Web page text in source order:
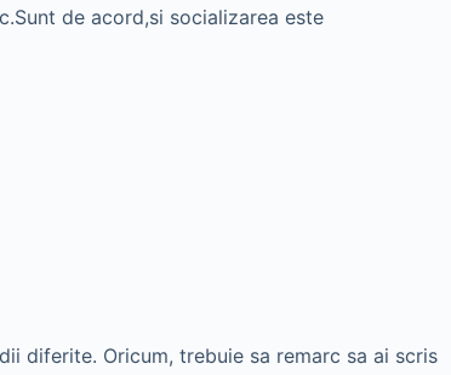
de acord,si socializarea este
diferite. Oricum, trebuie sa remarc sa ai scris